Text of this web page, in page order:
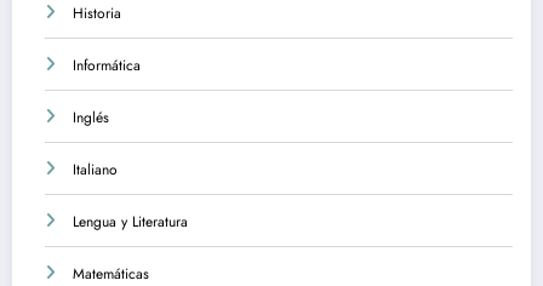
Historia
Informática
Inglés
Italiano
Lengua y Literatura
Matemáticas